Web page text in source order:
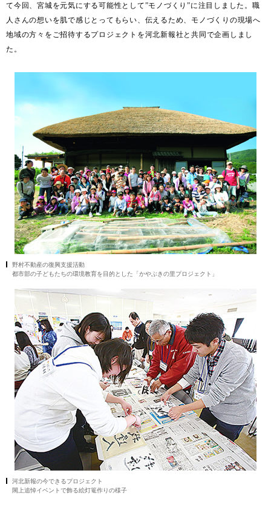
て今回、宮城を元気にする可能性として”モノづくり”に注目しました。職
人さんの想いを肌で感じとってもらい、伝えるため、モノづくりの現場へ
地域の方々をご招待するプロジェクトを河北新報社と共同で企画しまし
た。
野村不動産の復興支援活動
都市部の子どもたちの環境教育を目的とした「かやぶきの里プロジェクト」
河北新報の今できるプロジェクト
閖上追悼イベントで飾る絵灯篭作りの様子